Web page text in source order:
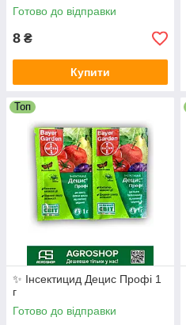
Готово до відправки
8 ₴
Купити
Топ
✨ Інсектицид Децис Профі 1
г
Готово до відправки